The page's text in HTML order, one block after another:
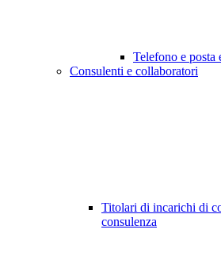
Telefono e posta
Consulenti e collaboratori
Titolari di incarichi di
consulenza